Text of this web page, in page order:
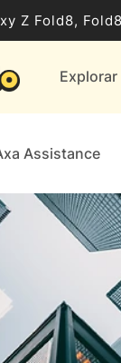
Z Fold8,
Explorar
de
las tiendas
Assistance